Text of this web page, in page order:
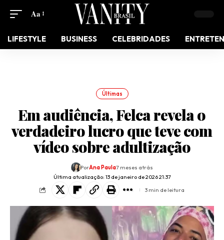
Aa
LIFESTYLE BUSINESS CELEBRIDADES
Últimas
Em audiência, Felca revela o
verdadeiro lucro que teve com
vídeo sobre adultização
Última atualização: 13 de janeiro de 2026 21:37
PorAna Paula7 meses atrás
3 min de leitura